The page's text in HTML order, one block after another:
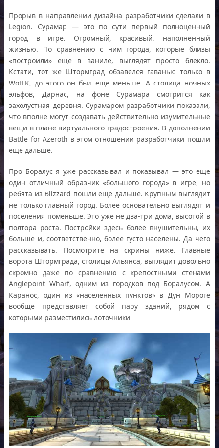
Прорыв в направлении дизайна разработчики сделали в
Legion. Сурамар — это по сути первый полноценный
город в игре. Огромный, красивый, наполненный
жизнью. По сравнению с ним города, которые близы
«построили» еще в ваниле, выглядят просто блекло.
Кстати, тот же Штормград обзавелся гаванью только в
WotLK, до этого он был еще меньше. А столица ночных
эльфов, Дарнас, на фоне Сурамара смотрится как
захолустная деревня. Сурамаром разработчики показали,
что вполне могут создавать действительно изумительные
вещи в плане виртуального градостроения. В дополнении
Battle for Azeroth в этом отношении разработчики пошли
еще дальше.
Про Боралус я уже рассказывал и показывал — это еще
один отличный образчик «большого города» в игре, но
ребята из Blizzard пошли еще дальше. Крупным выглядит
не только главный город. Более основательно выглядят и
поселения поменьше. Это уже не два-три дома, высотой в
полтора роста. Постройки здесь более внушительны, их
больше и, соответственно, более густо населены. Да чего
рассказывать. Посмотрите на скрины ниже. Главные
ворота Штормграда, столицы Альянса, выглядит довольно
скромно даже по сравнению с крепостными стенами
Anglepoint Wharf, одним из городков под Боралусом. А
Каранос, один из «населенных пунктов» в Дун Мороге
вообще представляет собой пару зданий, рядом с
которыми разместились лоточники.